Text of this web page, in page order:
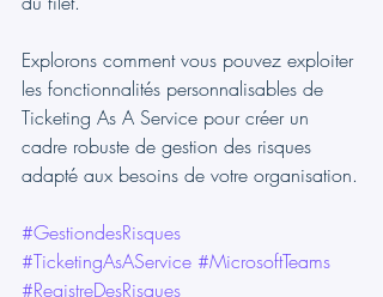
Explorons comment vous pouvez exploiter
les fonctionnalités personnalisables de
Ticketing As A Service pour créer un
cadre robuste de gestion des risques
adapté aux besoins de votre organisation.
#GestiondesRisques
#TicketingAsAService #MicrosoftTeams
#RegistreDesRisques